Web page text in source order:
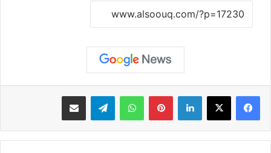
لينكدإن بينتيريستواتساب تيلقرام مشاركة عبر البريد